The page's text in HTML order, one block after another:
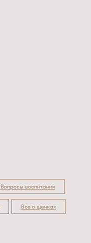
Вопросы воспитания
Все о щенках